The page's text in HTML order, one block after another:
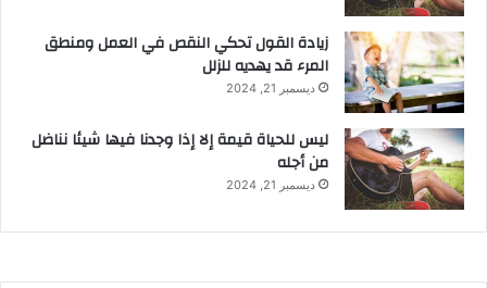
زيادة القول تحكي النقص في العمل ومنطق
المرء قد يهديه للزلل
ديسمبر 21, 2024
ليس للحياة قيمة إلا إذا وجدنا فيها شيئا نناضل
من أجله
ديسمبر 21, 2024